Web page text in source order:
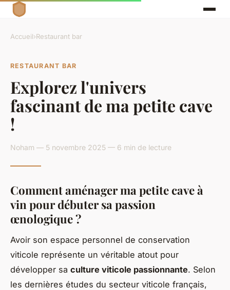
Accueil›Restaurant bar
RESTAURANT BAR
Explorez l'univers
fascinant de ma petite cave
!
Noham — 5 novembre 2025 — 6 min de lecture
Comment aménager ma petite cave à
vin pour débuter sa passion
œnologique ?
Avoir son espace personnel de conservation
viticole représente un véritable atout pour
développer sa culture viticole passionnante. Selon
les dernières études du secteur viticole français,